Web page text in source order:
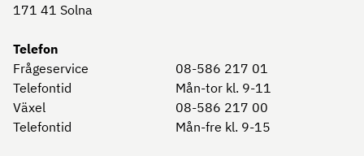
171 41 Solna
Telefon
Frågeservice
08-586 217 01
Telefontid
Mån-tor kl. 9-11
Växel
08-586 217 00
Telefontid
Mån-fre kl. 9-15